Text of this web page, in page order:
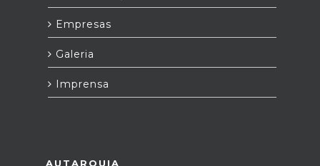
Empresas
Galeria
Imprensa
AUTARQUIA